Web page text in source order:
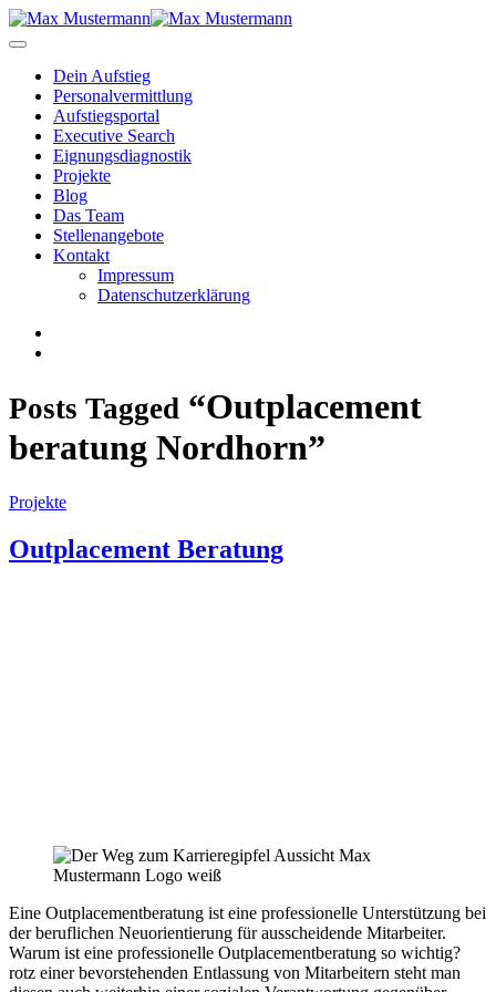
Dein Aufstieg
Personal­vermittlung
Aufstiegsportal
Executive Search
Eignungs­diagnostik
Projekte
Blog
Das Team
Stellenangebote
Kontakt
Impressum
Datenschutzerklärung
Posts Tagged “Outplacement
beratung Nordhorn”
Projekte
Outplacement Beratung
Eine Outplacementberatung ist eine professionelle Unterstützung bei
der beruflichen Neuorientierung für ausscheidende Mitarbeiter.
Warum ist eine professionelle Outplacementberatung so wichtig?
rotz einer bevorstehenden Entlassung von Mitarbeitern steht man